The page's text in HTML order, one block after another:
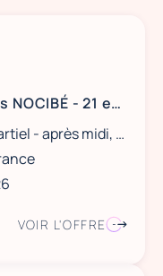
LENS - Distribution de flyers NOCIBÉ - 21 et 22 août / 28 et 29 août
CDD, Temps partiel, Temps partiel - après midi, Ponctuel
VOIR L'OFFRE